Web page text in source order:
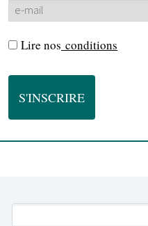
Lire nos conditions